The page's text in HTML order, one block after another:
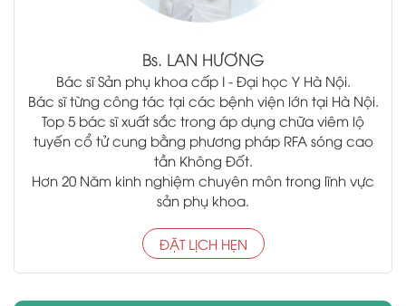
Bs. LAN HƯƠNG
Bác sĩ Sản phụ khoa cấp I - Đại học Y Hà Nội.
Bác sĩ từng công tác tại các bệnh viện lớn tại Hà Nội.
Top 5 bác sĩ xuất sắc trong áp dụng chữa viêm lộ
tuyến cổ tử cung bằng phương pháp RFA sóng cao
tần Không Đốt.
Hơn 20 Năm kinh nghiệm chuyên môn trong lĩnh vực
sản phụ khoa.
ĐẶT LỊCH HẸN